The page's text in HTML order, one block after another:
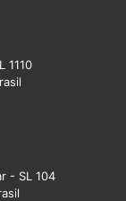
1110
- SL 104